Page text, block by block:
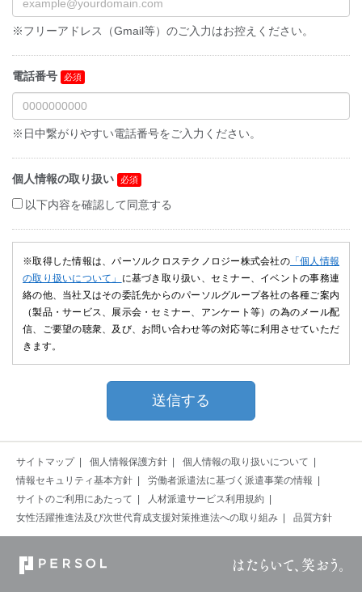
※フリーアドレス（Gmail等）のご入力はお控えください。
電話番号
※日中繋がりやすい電話番号をご入力ください。
個人情報の取り扱い
以下内容を確認して同意する
※取得した情報は、パーソルクロステクノロジー株式会社の「個人情報
の取り扱いについて」
に基づき取り扱い、セミナー、イベントの事務連
絡の他、当社又はその委託先からのパーソルグループ各社の各種ご案内
（製品・サービス、展示会・セミナー、アンケート等）の為のメール配
信、ご要望の聴衆、及び、お問い合わせ等の対応等に利用させていただ
きます。
サイトマップ 個人情報保護方針
個人情報の取り扱いについて
情報セキュリティ基本方針
労働者派遣法に基づく派遣事業の情報
サイトのご利用にあたって
人材派遣サービス利用規約
女性活躍推進法及び次世代育成支援対策推進法への取り組み
品質方針